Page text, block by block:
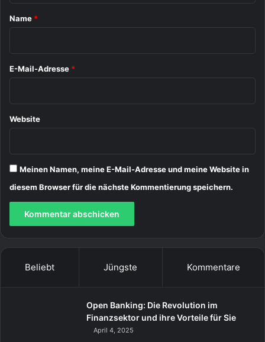
a
Name *
E-Mail-Adresse *
Website
Meinen Namen, meine E-Mail-Adresse und meine Website in
diesem Browser für die nächste Kommentierung speichern.
Beliebt Jüngste Kommentare
Open Banking: Die Revolution im
Finanzsektor und ihre Vorteile für Sie
April 4, 2025